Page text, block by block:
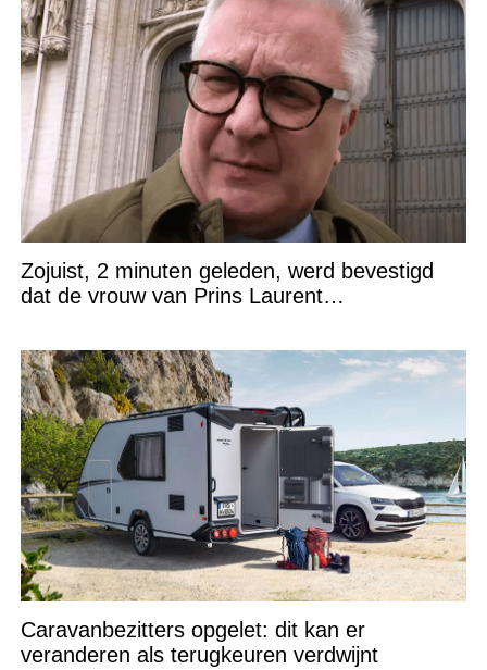
Zojuist, 2 minuten geleden, werd bevestigd
dat de vrouw van Prins Laurent…
Caravanbezitters opgelet: dit kan er
veranderen als terugkeuren verdwijnt